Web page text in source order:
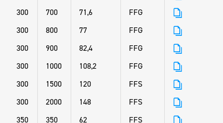
300
700 71,6
FFG
300
800 77
FFG
300
900 82,4
FFG
300
1000 108,2
FFG
300
1500 120
FFS
300
2000 148
FFS
350
350 62 FFS